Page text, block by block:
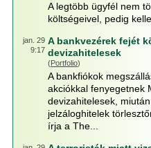
A legtöbb ügyfél nem
költségeivel, pedig
jan. 29
9:17
A bankvezérek fejét
devizahitelesek
(Portfolio)
A bankfiókok
akciókkal fenyegetnek
devizahitelesek,
jelzáloghitelek
írja a The...